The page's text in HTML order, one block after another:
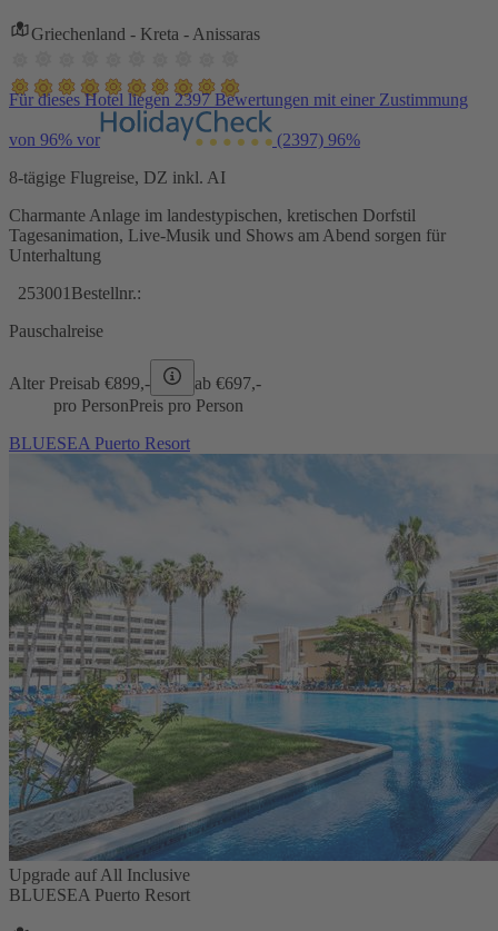
Griechenland - Kreta - Anissaras
Für dieses Hotel liegen 2397 Bewertungen mit einer Zustimmung
von 96% vor (2397) 96%
8-tägige Flugreise, DZ inkl. AI
Charmante Anlage im landestypischen, kretischen Dorfstil
Tagesanimation, Live-Musik und Shows am Abend sorgen für
Unterhaltung
253001 Bestellnr.:
Pauschalreise
Alter Preisab €899,- ab €697,-
pro PersonPreis pro Person
BLUESEA Puerto Resort
Upgrade auf All Inclusive
BLUESEA Puerto Resort